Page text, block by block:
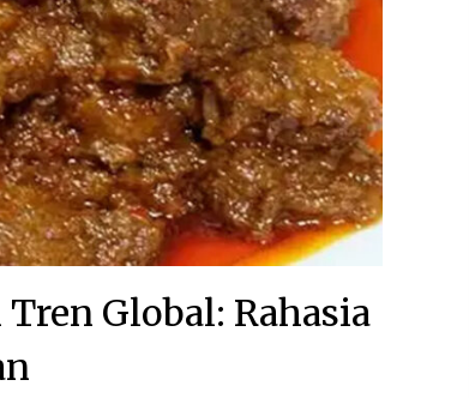
Global: Rahasia